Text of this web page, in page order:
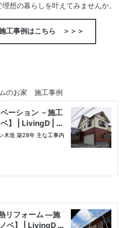
想の暮らしを叶えてみませんか。
工事例はこちら ＞＞＞
のお家 施工事例